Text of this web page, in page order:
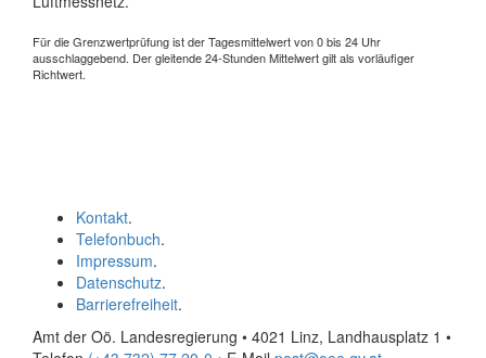
Für die Grenzwertprüfung ist der Tagesmittelwert von 0 bis 24 Uhr
ausschlaggebend. Der gleitende 24-Stunden Mittelwert gilt als vorläufiger
Richtwert.
Kontakt.
Telefonbuch.
Impressum.
Datenschutz.
Barrierefreiheit.
Amt der Oö. Landesregierung • 4021 Linz, Landhausplatz 1 •